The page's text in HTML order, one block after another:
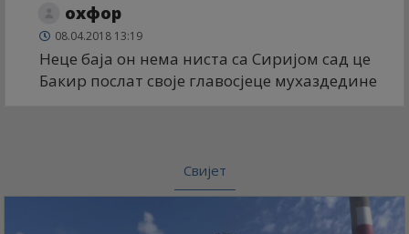
оxфор
08.04.2018 13:19
Неце баја он нема ниста са Сиријом сад це
Бакир послат своје главосјеце мухаздедине
Свијет